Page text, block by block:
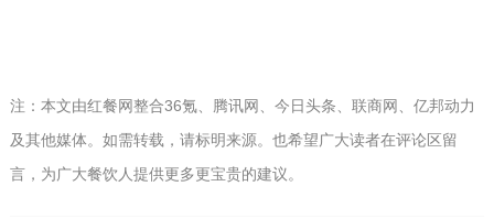
注：本文由红餐网整合36氪、腾讯网、今日头条、联商网、亿邦动力
及其他媒体。如需转载，请标明来源。也希望广大读者在评论区留
言，为广大餐饮人提供更多更宝贵的建议。